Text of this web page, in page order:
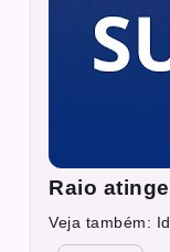
Raio
Veja também: